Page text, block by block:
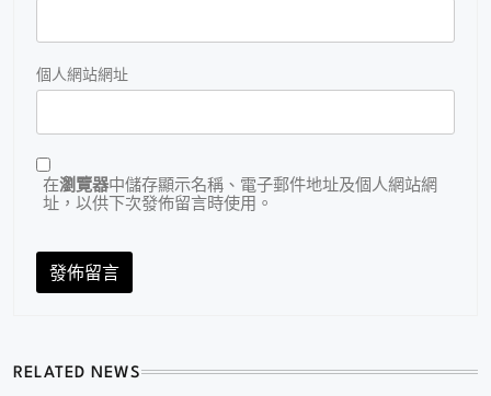
個人網站網址
在瀏覽器中儲存顯示名稱、電子郵件地址及個人網站網
址，以供下次發佈留言時使用。
RELATED NEWS